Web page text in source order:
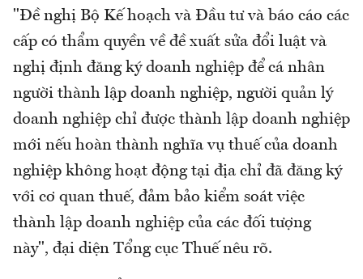
"Đề nghị Bộ Kế hoạch và Đầu tư và báo cáo các
cấp có thẩm quyền về đề xuất sửa đổi luật và
nghị định đăng ký doanh nghiệp để cá nhân
người thành lập doanh nghiệp, người quản lý
doanh nghiệp chỉ được thành lập doanh nghiệp
mới nếu hoàn thành nghĩa vụ thuế của doanh
nghiệp không hoạt động tại địa chỉ đã đăng ký
với cơ quan thuế, đảm bảo kiểm soát việc
thành lập doanh nghiệp của các đối tượng
này", đại diện Tổng cục Thuế nêu rõ.